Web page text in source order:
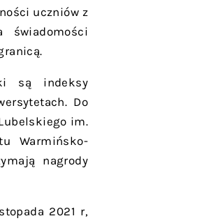
uczniów z
są indeksy
Do
im.
Warmińsko-
nagrody
2021 r,